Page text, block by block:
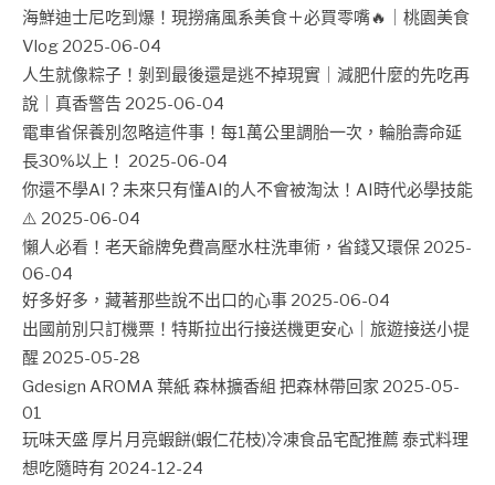
海鮮迪士尼吃到爆！現撈痛風系美食＋必買零嘴🔥｜桃園美食
Vlog 2025-06-04
人生就像粽子！剝到最後還是逃不掉現實｜減肥什麼的先吃再
說｜真香警告 2025-06-04
電車省保養別忽略這件事！每1萬公里調胎一次，輪胎壽命延
長30%以上！ 2025-06-04
你還不學AI？未來只有懂AI的人不會被淘汰！AI時代必學技能
⚠️ 2025-06-04
懶人必看！老天爺牌免費高壓水柱洗車術，省錢又環保 2025-
06-04
好多好多，藏著那些說不出口的心事 2025-06-04
出國前別只訂機票！特斯拉出行接送機更安心｜旅遊接送小提
醒 2025-05-28
Gdesign AROMA 葉紙 森林擴香組 把森林帶回家 2025-05-
01
玩味天盛 厚片月亮蝦餅(蝦仁花枝)冷凍食品宅配推薦 泰式料理
想吃隨時有 2024-12-24